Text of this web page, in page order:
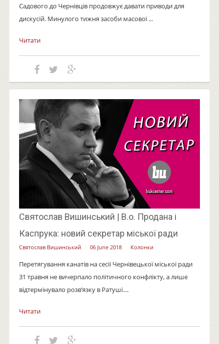
Садового до Чернівців продовжує давати приводи для
дискусій. Минулого тижня засоби масової ...
Читати
Святослав Вишинський | В.о. Продана і
Каспрука: новий секретар міської ради
Святослав Вишинський 06 June 2018 Колонки
Перетягування канатів на сесії Чернівецької міської ради
31 травня не вичерпало політичного конфлікту, а лише
відтермінувало розв’язку в Ратуші....
Читати